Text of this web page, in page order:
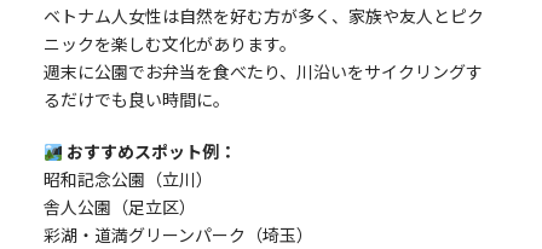
ベトナム人女性は自然を好む方が多く、家族や友人とピク
ニックを楽しむ文化があります。
週末に公園でお弁当を食べたり、川沿いをサイクリングす
るだけでも良い時間に。
おすすめスポット例：
昭和記念公園（立川）
舎人公園（足立区）
彩湖・道満グリーンパーク（埼玉）